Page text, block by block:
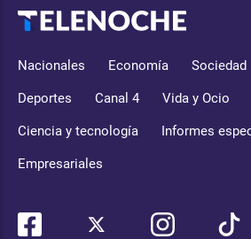
Nacionales Economía Sociedad
Deportes Canal 4 Vida y Ocio
Ciencia y tecnología Informes
Empresariales